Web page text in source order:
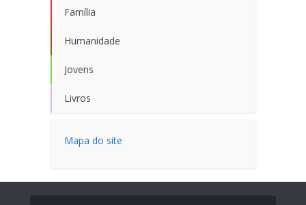
Família
Humanidade
Jovens
Livros
Mapa do site